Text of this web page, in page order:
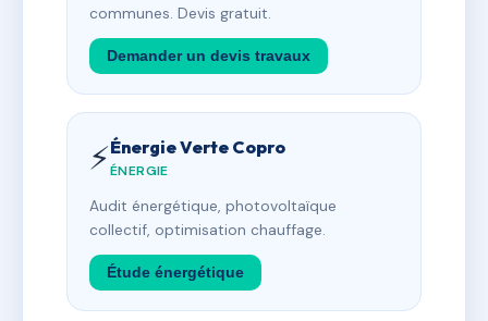
communes. Devis gratuit.
Demander un devis travaux
⚡Énergie Verte Copro
ÉNERGIE
Audit énergétique, photovoltaïque
collectif, optimisation chauffage.
Étude énergétique